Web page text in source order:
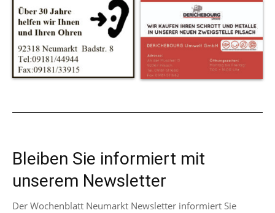
Bleiben Sie informiert mit
unserem Newsletter
Der Wochenblatt Neumarkt Newsletter informiert Sie